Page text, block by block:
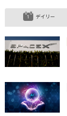
デイリー